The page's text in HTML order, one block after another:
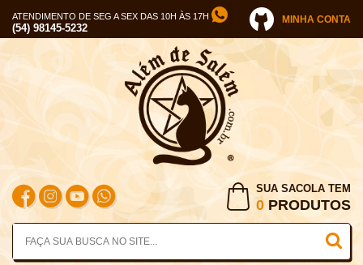
ATENDIMENTO DE SEG A SEX DAS 10H ÀS 17H
(54) 98145-5232
MINHA CONTA
SUA SACOLA TEM
0 PRODUTOS